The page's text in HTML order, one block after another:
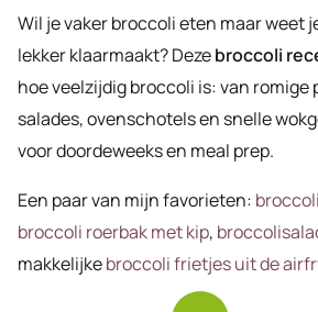
Wil je vaker broccoli eten maar weet
lekker klaarmaakt? Dezebroccoli
hoe veelzijdig broccoli is: van romige
salades, ovenschotels en snelle
voor doordeweeks en meal prep.
Een paar van mijn favorieten:
broccoli roerbak met kip,
makkelijkebroccoli frietjes uit de